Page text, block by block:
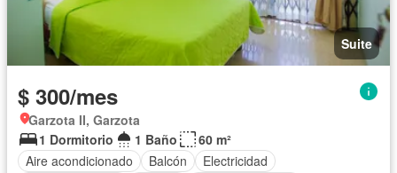
Suite
$ 300/mes
Garzota II, Garzota
1 Dormitorio
1 Baño
60 m²
Aire acondicionado
Balcón
Electricidad